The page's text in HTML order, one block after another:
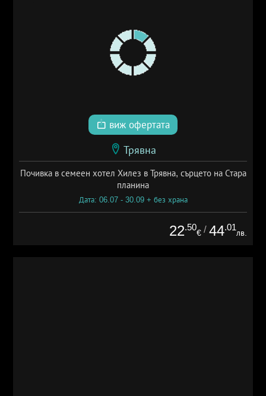
виж офертата
Трявна
Почивка в семеен хотел Хилез в Трявна, сърцето на Стара
планина
Дата: 06.07 - 30.09 + без храна
22.50
€ / 44.01
лв.